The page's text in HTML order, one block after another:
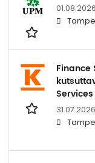
Services